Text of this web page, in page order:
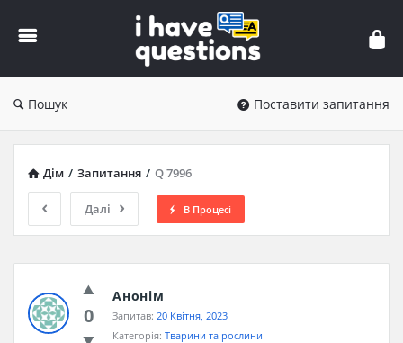
iHaveQuestions
Пошук Поставити запитання
Дім / Запитання / Q 7996
Далі В Процесі
0
Анонім
Запитав: 20 Квітня, 2023
Категорія: Тварини та рослини